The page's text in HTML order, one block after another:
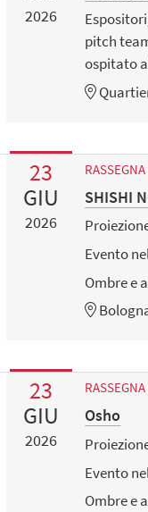
2026
pitch
ospitato
23
GIU
2026
SHISHI
Evento
Ombre e
23
GIU
2026
Osho
Evento
Ombre e